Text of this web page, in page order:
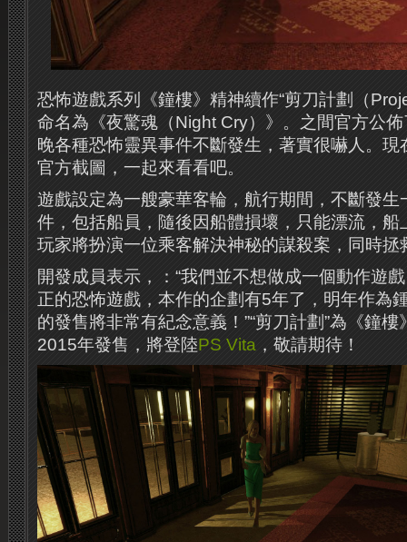
恐怖遊戲系列《鐘樓》精神續作“剪刀計劃（
命名為《夜驚魂（Night Cry）》。之間官方公
晚各種恐怖靈異事件不斷發生，著實很嚇人。
官方截圖，一起來看看吧。
遊戲設定為一艘豪華客輪，航行期間，不斷發生
件，包括船員，隨後因船體損壞，只能漂流，船
玩家將扮演一位乘客解決神秘的謀殺案，同時拯
開發成員表示，：“我們並不想做成一個動作遊
正的恐怖遊戲，本作的企劃有5年了，明年作為
的發售將非常有紀念意義！”“剪刀計劃”為《鐘
2015年發售，將登陸PS Vita ，敬請期待！